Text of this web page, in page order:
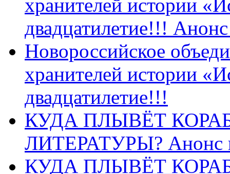
хранителей истории
двадцатилетие!!!
Новороссийское
хранителей истории
двадцатилетие!!!
КУДА ПЛЫВЁТ
ЛИТЕРАТУРЫ? Анонс
КУДА ПЛЫВЁТ